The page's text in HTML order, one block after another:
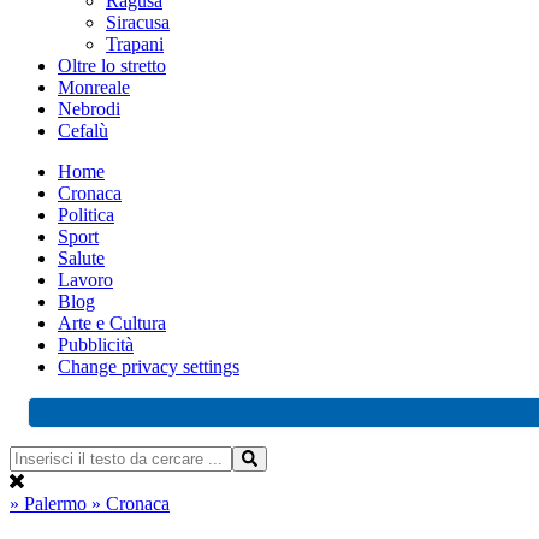
Siracusa
Trapani
Oltre lo stretto
Monreale
Nebrodi
Cefalù
Home
Cronaca
Politica
Sport
Salute
Lavoro
Blog
Arte e Cultura
Pubblicità
Change privacy settings
» Palermo » Cronaca